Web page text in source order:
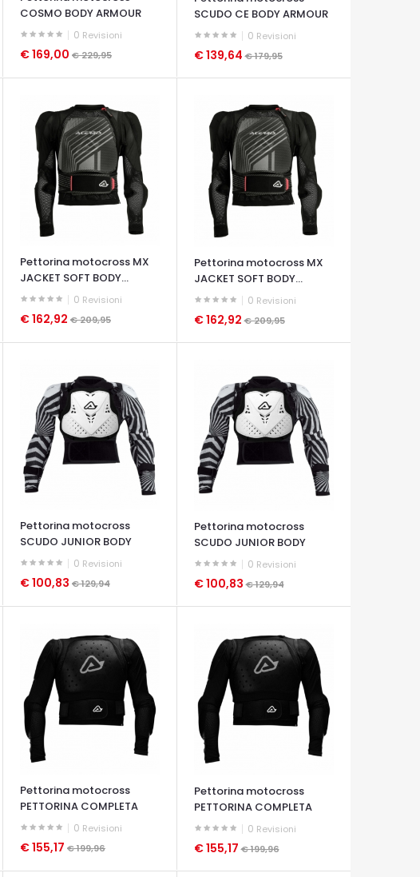
COSMO BODY ARMOUR
2.0
0 Revisioni
€ 169,00 € 229,95
OCCHIATA VELOCE
SCUDO CE BODY ARMOUR
2.0
0 Revisioni
€ 139,64€ 179,95
OCCHIATA VELOCE
Pettorina motocross MX
JACKET SOFT BODY...
0 Revisioni
€ 162,92 € 209,95
OCCHIATA VELOCE
Pettorina motocross MX
JACKET SOFT BODY...
0 Revisioni
€ 162,92€ 209,95
OCCHIATA VELOCE
Pettorina motocross
SCUDO JUNIOR BODY
ARMOUR
0 Revisioni
€ 100,83 € 129,94
OCCHIATA VELOCE
Pettorina motocross
SCUDO JUNIOR BODY
ARMOUR
0 Revisioni
€ 100,83€ 129,94
OCCHIATA VELOCE
Pettorina motocross
PETTORINA COMPLETA
MX...
0 Revisioni
€ 155,17 € 199,96
OCCHIATA VELOCE
Pettorina motocross
PETTORINA COMPLETA
MX...
0 Revisioni
€ 155,17€ 199,96
OCCHIATA VELOCE